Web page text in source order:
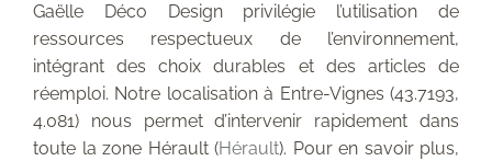
Gaëlle Déco Design privilégie l’utilisation de
ressources respectueux de l’environnement,
intégrant des choix durables et des articles de
réemploi. Notre localisation à Entre-Vignes (43.7193,
4.081) nous permet d’intervenir rapidement dans
toute la zone Hérault (Hérault). Pour en savoir plus,